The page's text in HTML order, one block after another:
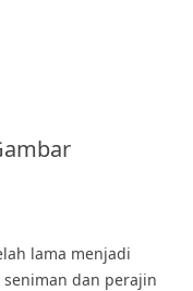
lama menjadi
dan perajin